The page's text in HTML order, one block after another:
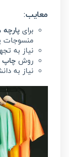
معایب:
برای
منسوجات
نیاز به
روشچاپ
نیاز به